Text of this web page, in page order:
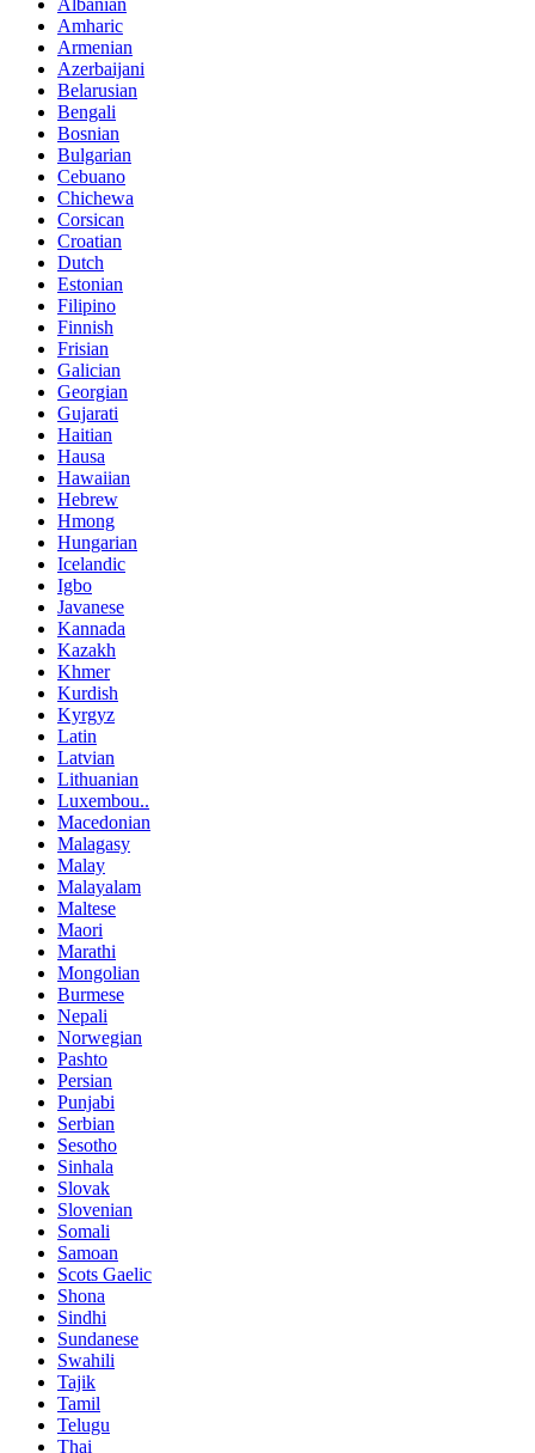
Albanian
Amharic
Armenian
Azerbaijani
Belarusian
Bengali
Bosnian
Bulgarian
Cebuano
Chichewa
Corsican
Croatian
Dutch
Estonian
Filipino
Finnish
Frisian
Galician
Georgian
Gujarati
Haitian
Hausa
Hawaiian
Hebrew
Hmong
Hungarian
Icelandic
Igbo
Javanese
Kannada
Kazakh
Khmer
Kurdish
Kyrgyz
Latin
Latvian
Lithuanian
Luxembou..
Macedonian
Malagasy
Malay
Malayalam
Maltese
Maori
Marathi
Mongolian
Burmese
Nepali
Norwegian
Pashto
Persian
Punjabi
Serbian
Sesotho
Sinhala
Slovak
Slovenian
Somali
Samoan
Scots Gaelic
Shona
Sindhi
Sundanese
Swahili
Tajik
Tamil
Telugu
Thai